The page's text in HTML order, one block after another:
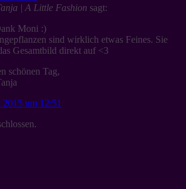
| A Little Fashion sagt:
Moni :)
sind wirklich etwas Feines. Sie
Gesamtbild direkt auf <3
schönen Tag,
um 12:51